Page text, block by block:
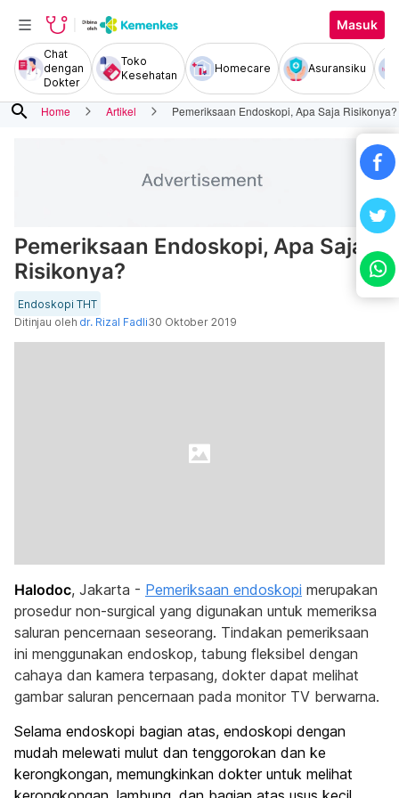
Masuk
Chat
dengan
Dokter
Toko
Kesehatan
Homecare Asuransiku
search Home Artikel Pemeriksaan Endoskopi, Apa Saja Risikonya?
Pemeriksaan Endoskopi, Apa Saja
Risikonya?
Endoskopi THT
Ditinjau oleh dr. Rizal Fadli30 Oktober 2019
Halodoc, Jakarta - Pemeriksaan endoskopi merupakan
prosedur non-surgical yang digunakan untuk memeriksa
saluran pencernaan seseorang. Tindakan pemeriksaan
ini menggunakan endoskop, tabung fleksibel dengan
cahaya dan kamera terpasang, dokter dapat melihat
gambar saluran pencernaan pada monitor TV berwarna.
Selama endoskopi bagian atas, endoskopi dengan
mudah melewati mulut dan tenggorokan dan ke
kerongkongan, memungkinkan dokter untuk melihat